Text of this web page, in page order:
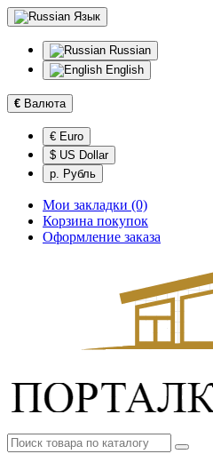
Язык
Russian
English
€ Валюта
€ Euro
$ US Dollar
р. Рубль
Мои закладки (0)
Корзина покупок
Оформление заказа